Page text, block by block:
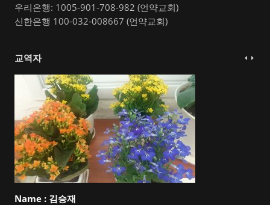
우리은행: 1005-901-708-982 (언약교회)
신한은행 100-032-008667 (언약교회)
교역자
Name : 김승재